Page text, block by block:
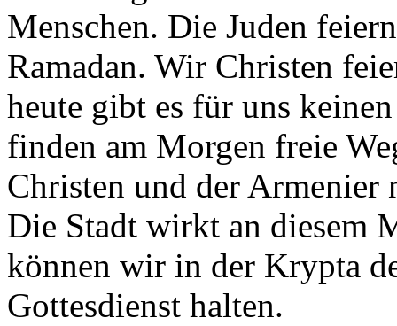
Menschen. Die Juden
Ramadan. Wir Christen
heute gibt es für uns
finden am Morgen freie
Christen und der Armenier
Die Stadt wirkt an diesem
können wir in der Krypta
Gottesdienst halten.